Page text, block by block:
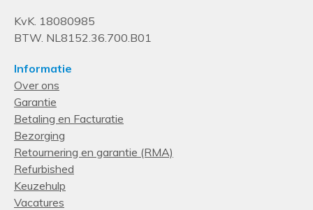
32 A
Stroom (max.)
Nominale input voltage
230 V
Nominale input voltage
230 V
Poorten & interfaces
Stopcontacttypes
KvK. 18080985
BTW. NL8152.36.700.B01
Informatie
Over ons
Garantie
Betaling en Facturatie
Bezorging
Retournering en garantie (RMA)
Refurbished
Keuzehulp
Vacatures